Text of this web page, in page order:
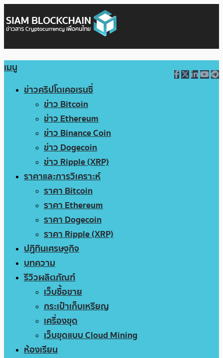
เมนู
ข่าวคริปโตเคอเรนซี่
ข่าว Bitcoin
ข่าว Ethereum
ข่าว Binance Coin
ข่าว Dogecoin
ข่าว Ripple (XRP)
ราคาและการวิเคราะห์
ราคา Bitcoin
ราคา Ethereum
ราคา Dogecoin
ราคา Ripple (XRP)
ปฏิทินเศรษฐกิจ
บทความ
รีวิวผลิตภัณฑ์
เว็บซื้อขาย
กระเป๋าเก็บเหรียญ
เครื่องขุด
เว็บขุดแบบ Cloud Mining
ห้องเรียน